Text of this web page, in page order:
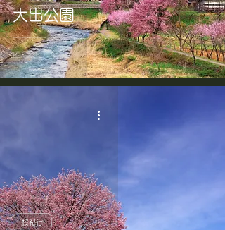
大出公園
桜紀行